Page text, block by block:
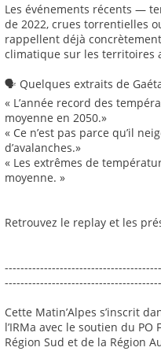
Les événements récents —
de 2022, crues torrentielles
rappellent déjà
climatique sur les territoires
🗣️ Quelques extraits de
« L’année record des
moyenne en 2050.»
« Ce n’est pas parce qu’il
d’avalanches.»
« Les extrêmes de
moyenne. »
Retrouvez le replay et les
Cette Matin’Alpes s’inscrit
l’IRMa avec le soutien du PO
Région Sud et de la Région